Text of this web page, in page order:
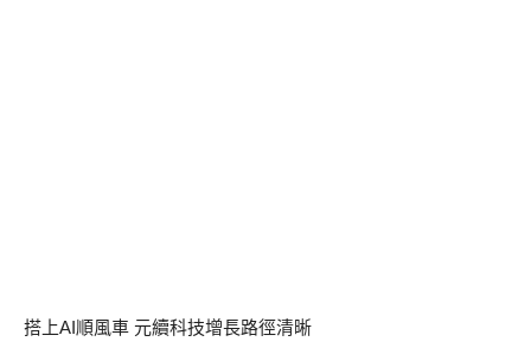
搭上AI順風車 元續科技增長路徑清晰